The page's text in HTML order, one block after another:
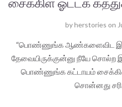
byherstories on
“பொண்ணுங்க ஆண்களைவிட
தேவையிருக்குன்னு நீயே
பொண்ணுங்க கட்டாயம்
சொன்னது